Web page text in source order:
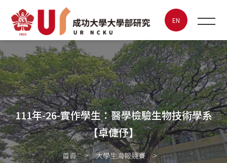
111年-26-實作學生：醫學檢驗
生物技術學系【卓倢伃】
最新消息
關於UR
特色實驗室
大學生海報競賽
EN
111年-26-實作學生：醫學檢驗生物技術學系
【卓倢伃】
首頁
大學生海報競賽